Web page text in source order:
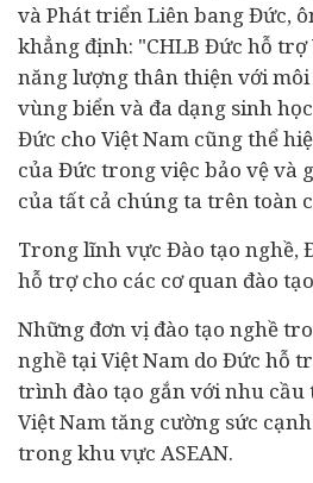
và Phát triển Liên bang Đức,
khẳng định: "CHLB Đức hỗ trợ
năng lượng thân thiện với
vùng biển và đa dạng sinh
Đức cho Việt Nam cũng thể
của Đức trong việc bảo vệ và
của tất cả chúng ta trên toàn
Trong lĩnh vực Đào tạo nghề,
hỗ trợ cho các cơ quan đào tạo
Những đơn vị đào tạo nghề
nghề tại Việt Nam do Đức hỗ
trình đào tạo gắn với nhu
Việt Nam tăng cường sức
trong khu vực ASEAN.